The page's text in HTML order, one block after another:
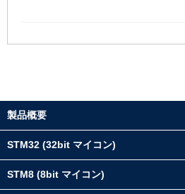
製品概要
STM32 (32bit マイコン)
STM8 (8bit マイコン)